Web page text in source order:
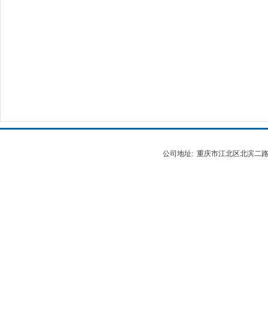
公司地址: 重庆市江北区北滨二